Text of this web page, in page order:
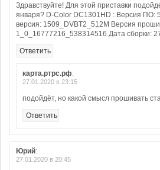
Здравствуйте! Для этой приставки
января? D-Color DC1301HD : Версия ПО:
версия: 1509_DVBT2_512M Версия
1_0_16777216_538314516 Дата сборки:
Ответить
карта.ртрс.рф:
27.01.2020 в 23:15
подойдёт, но какой смысл прошивать
Ответить
Юрий:
27.01.2020 в 20:45